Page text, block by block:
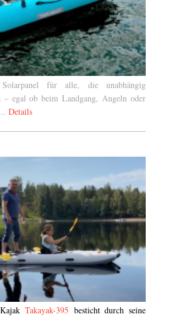
für alle, die unabhängig
– egal ob beim Landgang, Angeln oder
Details
Takayak-395 besticht durch seine